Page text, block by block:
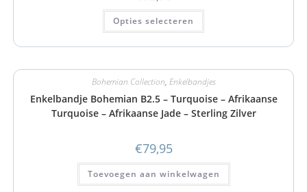
Opties selecteren
Bohemian Collection, Enkelbandjes
Enkelbandje Bohemian B2.5 – Turquoise – Afrikaanse
Turquoise – Afrikaanse Jade – Sterling Zilver
€79,95
Toevoegen aan winkelwagen